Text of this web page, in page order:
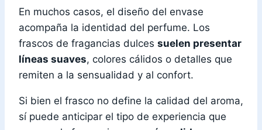
En muchos casos, el diseño del envase
acompaña la identidad del perfume. Los
frascos de fragancias dulces suelen presentar
líneas suaves, colores cálidos o detalles que
remiten a la sensualidad y al confort.
Si bien el frasco no define la calidad del aroma,
sí puede anticipar el tipo de experiencia que